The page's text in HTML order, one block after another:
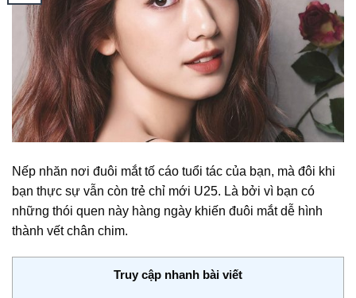
Nếp nhăn nơi đuôi mắt tố cáo tuổi tác của bạn, mà đôi khi
bạn thực sự vẫn còn trẻ chỉ mới U25. Là bởi vì bạn có
những thói quen này hàng ngày khiến đuôi mắt dễ hình
thành vết chân chim.
Truy cập nhanh bài viết